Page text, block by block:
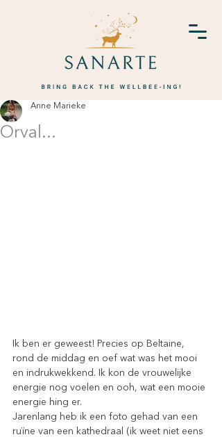
Orval...
Anne Marieke
Ik ben er geweest! Precies op Beltaine,
rond de middag en oef wat was het mooi
en indrukwekkend. Ik kon de vrouwelijke
energie nog voelen en ooh, wat een mooie
energie hing er.
Jarenlang heb ik een foto gehad van een
ruïne van een kathedraal (ik weet niet eens